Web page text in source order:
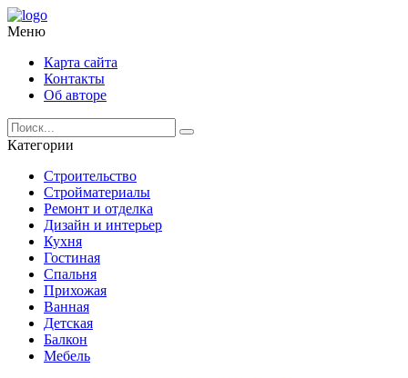
Меню
Карта сайта
Контакты
Об авторе
Категории
Строительство
Стройматериалы
Ремонт и отделка
Дизайн и интерьер
Кухня
Гостиная
Спальня
Прихожая
Ванная
Детская
Балкон
Мебель